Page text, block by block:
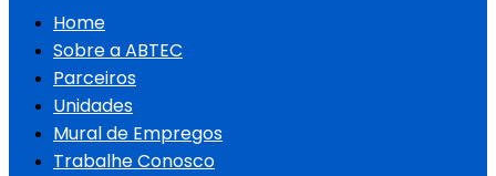
Home
Sobre a ABTEC
Parceiros
Unidades
Mural de Empregos
Trabalhe Conosco